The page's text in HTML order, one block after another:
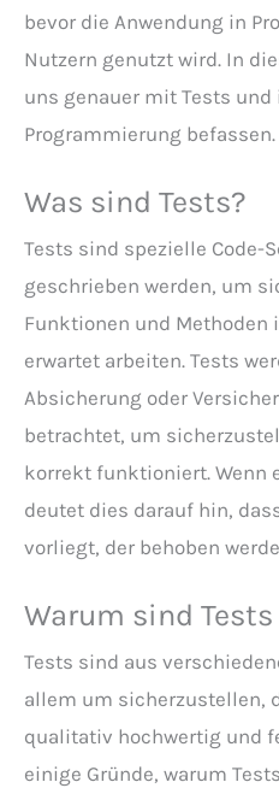
bevor die Anwendung in
Nutzern genutzt wird. In
uns genauer mit Tests
Programmierung befassen.
Was sind Tests?
Tests sind spezielle Code-
geschrieben werden, um
Funktionen und Methoden
erwartet arbeiten. Tests
Absicherung oder
betrachtet, um
korrekt funktioniert. Wenn
deutet dies darauf hin,
vorliegt, der behoben
Warum sind
Tests sind aus
allem um sicherzustellen,
qualitativ hochwertig und
einige Gründe, warum